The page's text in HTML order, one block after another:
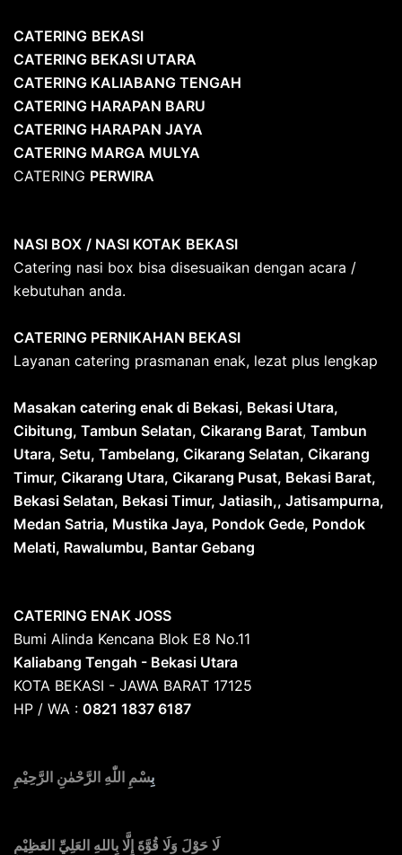
CATERING BEKASI
CATERING BEKASI UTARA
CATERING KALIABANG TENGAH
CATERING HARAPAN BARU
CATERING HARAPAN JAYA
CATERING MARGA MULYA
CATERING PERWIRA
NASI BOX / NASI KOTAK BEKASI
Catering nasi box bisa disesuaikan dengan acara /
kebutuhan anda.
CATERING PERNIKAHAN BEKASI
Layanan catering prasmanan enak, lezat plus lengkap
Masakan catering enak di Bekasi, Bekasi Utara,
Cibitung, Tambun Selatan, Cikarang Barat, Tambun
Utara, Setu, Tambelang, Cikarang Selatan, Cikarang
Timur, Cikarang Utara, Cikarang Pusat, Bekasi Barat,
Bekasi Selatan, Bekasi Timur, Jatiasih,, Jatisampurna,
Medan Satria, Mustika Jaya, Pondok Gede, Pondok
Melati, Rawalumbu, Bantar Gebang
CATERING ENAK JOSS
Bumi Alinda Kencana Blok E8 No.11
Kaliabang Tengah - Bekasi Utara
KOTA BEKASI - JAWA BARAT 17125
HP / WA : 0821 1837 6187
بِسْمِ اللّٰهِ الرَّحْمٰنِ الرَّحِيْمِ
لَا حَوْلَ وَلَا قُوَّةَ إِلَّا بِاللهِ العَلِيِّ العَظِيْمِ